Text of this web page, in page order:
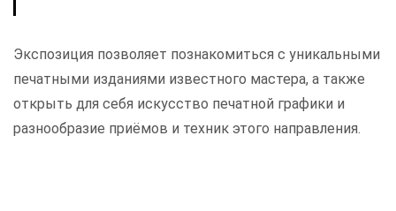
Экспозиция позволяет познакомиться с уникальными
печатными изданиями известного мастера, а также
открыть для себя искусство печатной графики и
разнообразие приёмов и техник этого направления.